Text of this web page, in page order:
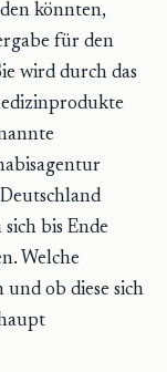
könnten,
für den
wird durch das
bis Ende
Welche
ob diese sich